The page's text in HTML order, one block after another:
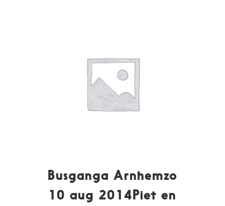
Busganga Arnhemzo
10 aug 2014Piet en